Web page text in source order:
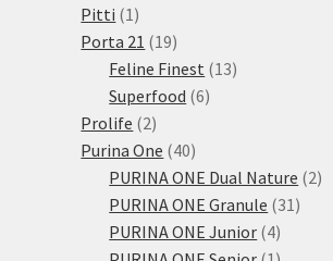
Pitti 1 1
produkt
Porta 21 1919
produktů
Feline Finest 1313
Superfood 66
Prolife 22
produkty
Purina One 4040
produktů
PURINA ONE Dual Nature 22
PURINA ONE Granule 31 31
PURINA ONE Junior 44